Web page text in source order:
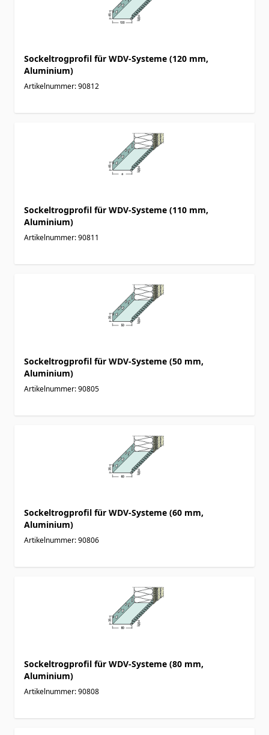
Sockeltrogprofil für WDV-Systeme (120 mm,
Aluminium)
Artikelnummer: 90812
Sockeltrogprofil für WDV-Systeme (110 mm,
Aluminium)
Artikelnummer: 90811
Sockeltrogprofil für WDV-Systeme (50 mm,
Aluminium)
Artikelnummer: 90805
Sockeltrogprofil für WDV-Systeme (60 mm,
Aluminium)
Artikelnummer: 90806
Sockeltrogprofil für WDV-Systeme (80 mm,
Aluminium)
Artikelnummer: 90808